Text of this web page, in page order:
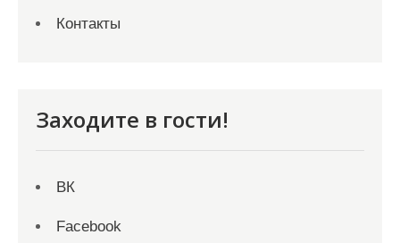
Контакты
Заходите в гости!
ВК
Facebook